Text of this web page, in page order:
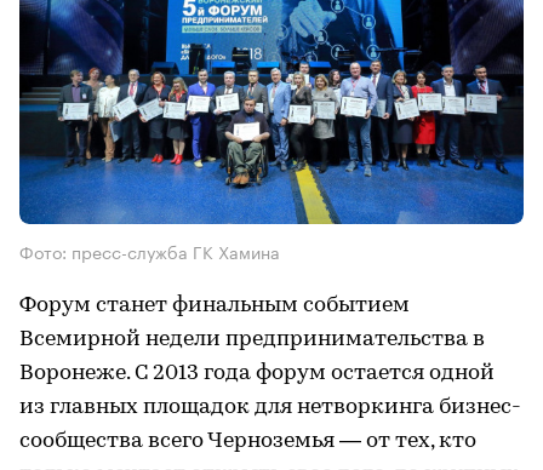
Фото: пресс-служба ГК Хамина
Форум станет финальным событием
Всемирной недели предпринимательства в
Воронеже. С 2013 года форум остается одной
из главных площадок для нетворкинга бизнес-
сообщества всего Черноземья — от тех, кто